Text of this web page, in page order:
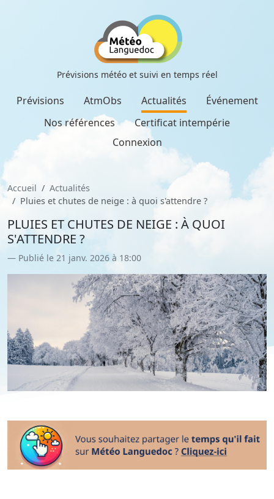
Prévisions météo et suivi en temps réel
Prévisions AtmObs Actualités
Événement
Nos références
Certificat intempérie
Connexion
Accueil
Actualités
Pluies et chutes de neige : à quoi s'attendre ?
PLUIES ET CHUTES DE NEIGE : À QUOI
S'ATTENDRE ?
Publié le 21 janv. 2026 à 18:00